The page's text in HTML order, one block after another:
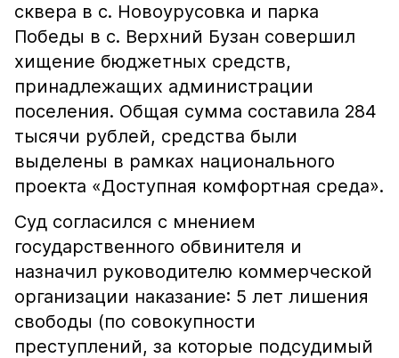
сквера в с. Новоурусовка и парка
Победы в с. Верхний Бузан совершил
хищение бюджетных средств,
принадлежащих администрации
поселения. Общая сумма составила 284
тысячи рублей, средства были
выделены в рамках национального
проекта «Доступная комфортная среда».
Суд согласился с мнением
государственного обвинителя и
назначил руководителю коммерческой
организации наказание: 5 лет лишения
свободы (по совокупности
преступлений, за которые подсудимый